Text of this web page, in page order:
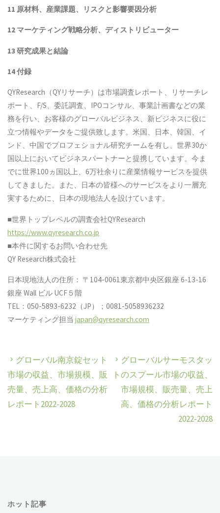
11 原材料、産業課題、リスクと影響要因分析
12 マーケティング戦略分析、ディストリビューター
13研究成果と結論
14付録
QYResearch（QYリサーチ）は市場調査レポート、リサーチレ
ポート、F/S、委託調査、IPOコンサル、事業計画書などの業
務を行い、お客様のグローバルビジネス、新ビジネスに役に
立つ情報やデータをご提供致します。米国、日本、韓国、イ
ンド、中国でプロフェショナル研究チームを有し、世界30か
国以上においてビジネスパートナーと提携しています。今ま
でに世界100ヵ国以上、6万社余りに産業情報サービスを提供
してきました。また、日本の皆様へのサービスをより一層充
実するために、日本の現地法人を設けています。
■世界トップレベルの調査会社QYResearch
https://www.qyresearch.co.jp
■本件に関するお問い合わせ先
QY Research株式会社
日本現地法人の住所： 〒104-0061東京都中央区銀座 6-13-16
銀座 Wall ビル UCF５階
TEL：050-5893-6232（JP）；0081-5058936232
マーケティング担当japan@qyresearch.com
グローバル南京錠セット
市場の収益、市場規模、販
売量、売上高、価格の分析
レポート2022-2028
グローバルサーモスタッ
トのスプール市場の収益、
市場規模、販売量、売上
高、価格の分析レポート
2022-2028
ホット記事